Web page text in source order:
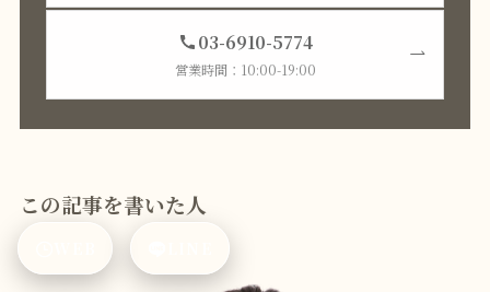
03-6910-5774
営業時間：10:00-19:00
この記事を書いた人